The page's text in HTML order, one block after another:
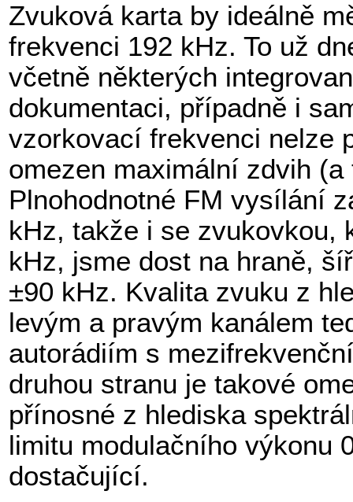
Zvuková karta by ideálně
frekvenci 192 kHz. To už
včetně některých
dokumentaci, případně i
vzorkovací frekvenci nelze
omezen maximální zdvih
Plnohodnotné FM vysílání
kHz, takže i se zvukovkou,
kHz, jsme dost na hraně,
±90 kHz. Kvalita zvuku z
levým a pravým kanálem
autorádiím s
druhou stranu je takové
přínosné z hlediska
limitu modulačního výkonu
dostačující.